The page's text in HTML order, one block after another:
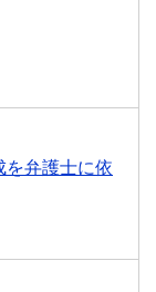
を弁護士に依